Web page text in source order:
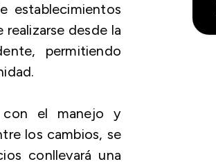
establecimientos
desde la
permitiendo
con el manejo y
los cambios, se
conllevará una